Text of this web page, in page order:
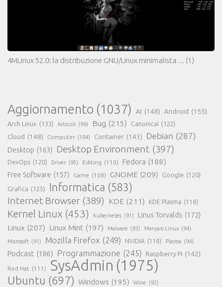
4MLinux 52.0: la distribuzione GNU/Linux minimalista… (1)
Aggiornamento (1037) AI (148) Android (155)
Arch Linux (133) Articoli (99) Bug (215) Canonical (122)
Cloud (148) Computer (104) Container (143) Debian (287)
Desktop (163) Desktop Environment (397)
DevOps (120) Driver (95) Editing (110) Fedora (188)
Free Software (157) Game (108) GNOME (209) Google (120)
Grafica (125) Informatica (583)
Internet Browser (389) KDE (211) KDE Plasma (118)
Kernel Linux (453) Kubernetes (91) Linus Torvalds (172)
Linux (207) Linux Mint (197) Malware (93) Manjaro Linux (94)
Microsoft (91) Mozilla Firefox (249) NVIDIA (118) Plasma (94)
Podcast (186) Programmazione (245) Raspberry Pi (142)
Red Hat (111) SysAdmin (1975)
Ubuntu (697) Windows (195) Wine (92)